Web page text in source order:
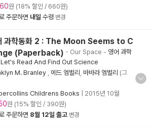
원 (18% 할인 / 660원)
주문하면 내일 수령 변경
과학동화 2 : The Moon Seems to C
(Paperback) - Our Space - 영어 과학
Let's Read And Find Out Science
M. Branley
에드 엠벌리 바바라 엠벌리 (그
Childrens Books
2015년 10월
원 (15% 할인 / 390원)
주문하면 8월 12일 출고 변경